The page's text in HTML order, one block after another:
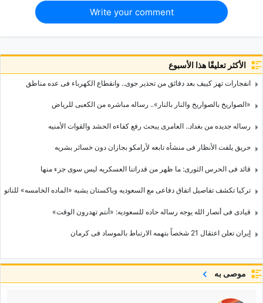
Write your comment
الأكثر تعليقًا هذا الأسبوع
انفجارات تهز کییف بعد دقائق من تحذیر جوی.. وانقطاع الکهرباء فی عده مناطق
«الصواریخ بالصواریخ والنار بالنار».. رساله مباشره من الکعبی للریاض
رساله جدیده من بغداد.. العامری یبحث رفع کفاءه الحشد والقوات الأمنیه
حریق یلفت الأنظار فی منشأه تابعه لأرامکو بجازان دون خسائر بشریه
قائد فی الحرس الثوری: ما ظهر من قدراتنا العسکریه لیس سوى جزء منها
ترکیا تکشف تفاصیل اتفاق دفاعی مع السعودیه وباکستان یشبه «الماده الخامسه» للناتو
قیادی فی أنصار الله یوجه رساله حاده للسعودیه: «أنتم تهدرون الوقت»
إیران تعلن اعتقال 21 شخصاً بتهمه الارتباط بالموساد فی کرمان
موصى به